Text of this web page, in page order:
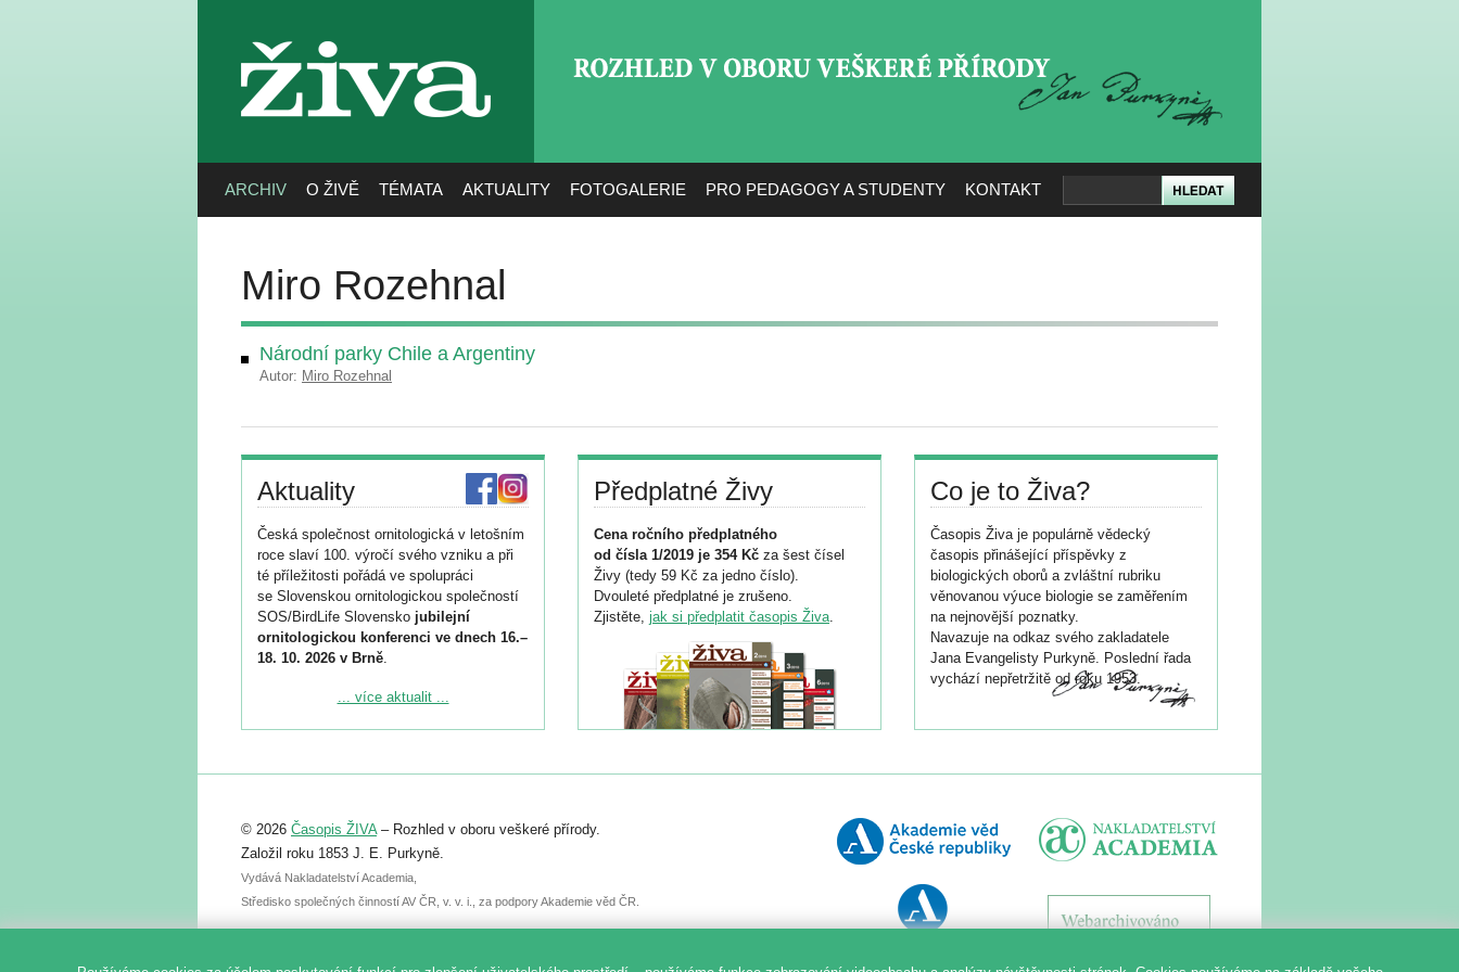
živa
ARCHIV O ŽIVĚ TÉMATA AKTUALITY FOTOGALERIE PRO PEDAGOGY A STUDENTY KONTAKT
Miro Rozehnal
Národní parky Chile a Argentiny
Autor: Miro Rozehnal
Aktuality
Česká společnost ornitologická v letošním
roce slaví 100. výročí svého vzniku a při
té příležitosti pořádá ve spolupráci
se Slovenskou ornitologickou společností
SOS/BirdLife Slovensko jubilejní
ornitologickou konferenci ve dnech 16.–
18. 10. 2026 v Brně.
Podrobnější informace ke konferenci
Registrovat se můžete do 6. září.
abstraktu přihlášené přednášky nebo
posteru je už 30. června.
... více aktualit ...
Předplatné Živy
Cena ročního předplatného
od čísla 1/2019 je 354 Kč za šest čísel
Živy (tedy 59 Kč za jedno číslo).
Dvouleté předplatné je zrušeno.
Zjistěte, jak si předplatit časopis Živa.
Co je to Živa?
Časopis Živa je populárně vědecký
časopis přinášející příspěvky z
biologických oborů a zvláštní rubriku
věnovanou výuce biologie se zaměřením
na nejnovější poznatky.
Navazuje na odkaz svého zakladatele
Jana Evangelisty Purkyně. Poslední řada
vychází nepřetržitě od roku 1953.
© 2026 Časopis ŽIVA– Rozhled v oboru veškeré přírody.
Založil roku 1853 J. E. Purkyně.
Vydává Nakladatelství Academia,
Středisko společných činností AV ČR, v. v. i., za podpory Akademie věd ČR.